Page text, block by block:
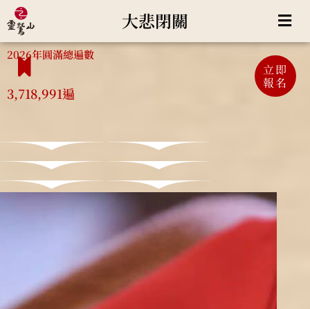
大悲閉關
立即
報名
2026年圓滿總遍數
3,718,991遍